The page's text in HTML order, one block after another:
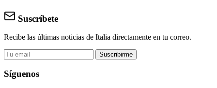
Suscríbete
Recibe las últimas noticias de Italia directamente en tu correo.
Suscribirme
Síguenos